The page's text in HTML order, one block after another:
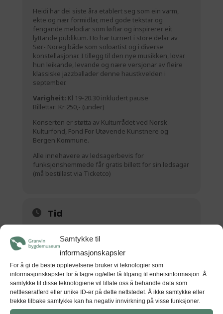
Samtykke til
informasjonskapsler
For å gi de beste opplevelsene bruker vi teknologier som
informasjonskapsler for å lagre og/eller få tilgang til enhetsinformasjon. Å
samtykke til disse teknologiene vil tillate oss å behandle data som
nettleseratferd eller unike ID-er på dette nettstedet. Å ikke samtykke eller
trekke tilbake samtykke kan ha negativ innvirkning på visse funksjoner.
Heidi har dei siste åra etablert seg som ein varm,
ekte og nær formidlar, med gode tekstar og
fengande melodiar som løftar og inspirerer eit
lyttande publikum. Ho har turnert i store delar av
Sør- Noreg både som soloartist og i diverse
konstellasjonar. I tillegg til den nye musikken, lovar
hun leikande, levande og nære versjonar av fleire
klassiske jazzballader denne haustkvelden i
september.
Varigheit: Kl 19-20.30 inkludert pause
Billettar: Kr 250,- (under)
Konserten er støtta av Kulturrådet ved Norsk
Kulturfond, Fond For Utøvende Kunstnere og
Bergen Kommune.
Alle innehavere av ledsagerbevis for
funksjonshemmede får gratis billett for sin ledsagar
(må bestillast via Ticketco)
Tid
STAD
Kunsthuset Kabuso
Hardangerfjordvegen 626, 5610 Øystese